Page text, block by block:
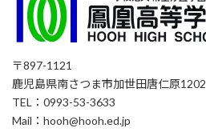
〒897-1121
鹿児島県南さつま市加世田唐仁原1202
TEL：0993-53-3633
Mail：hooh@hooh.ed.jp